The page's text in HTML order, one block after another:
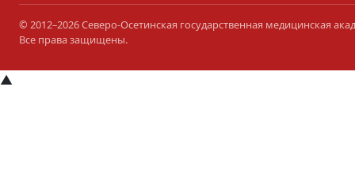
© 2012–2026 Северо-Осетинская государственная медицинская
Все права защищены.
▲